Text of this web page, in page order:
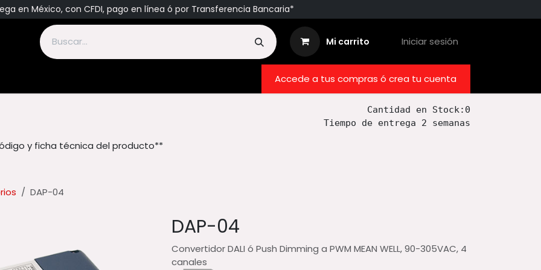
en México, con CFDI, pago en línea ó por Transferencia Bancaria*
Mi carrito Iniciar sesión
Cargadores Adaptadores Accesorios
Accede a tus compras ó crea tu cuenta
Cantidad en Stock:0
Tiempo de entrega 2 semanas
y ficha técnica del producto**
DAP-04
DAP-04
Convertidor DALI ó Push Dimming a PWM MEAN WELL, 90-305VAC, 4
canales